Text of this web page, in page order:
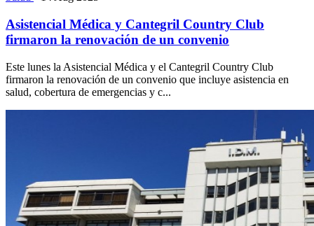
Asistencial Médica y Cantegril Country Club
firmaron la renovación de un convenio
Este lunes la Asistencial Médica y el Cantegril Country Club
firmaron la renovación de un convenio que incluye asistencia en
salud, cobertura de emergencias y c...